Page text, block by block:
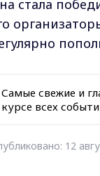
стала
Самые свежие и
курсе всех
12